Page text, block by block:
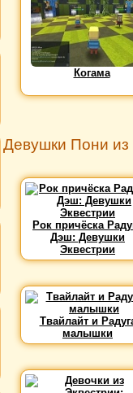
Когама
Девушки Пони из
Рок причёска
Дэш: Девушки
Эквестрии
Твайлайт и
малышки